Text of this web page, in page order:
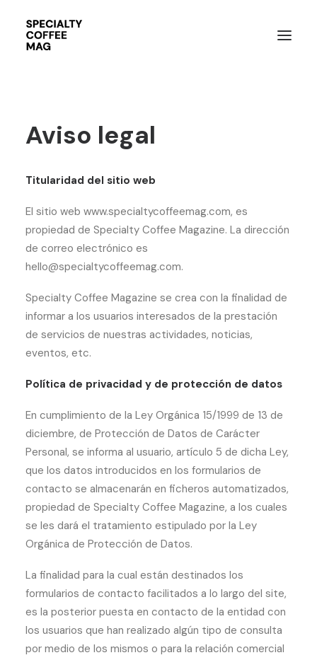
Aviso legal
Titularidad del sitio web
El sitio web www.specialtycoffeemag.com, es
propiedad de Specialty Coffee Magazine. La dirección
de correo electrónico es
hello@specialtycoffeemag.com.
Specialty Coffee Magazine se crea con la finalidad de
informar a los usuarios interesados de la prestación
de servicios de nuestras actividades, noticias,
eventos, etc.
Política de privacidad y de protección de datos
En cumplimiento de la Ley Orgánica 15/1999 de 13 de
diciembre, de Protección de Datos de Carácter
Personal, se informa al usuario, artículo 5 de dicha Ley,
que los datos introducidos en los formularios de
contacto se almacenarán en ficheros automatizados,
propiedad de Specialty Coffee Magazine, a los cuales
se les dará el tratamiento estipulado por la Ley
Orgánica de Protección de Datos.
La finalidad para la cual están destinados los
formularios de contacto facilitados a lo largo del site,
es la posterior puesta en contacto de la entidad con
los usuarios que han realizado algún tipo de consulta
por medio de los mismos o para la relación comercial